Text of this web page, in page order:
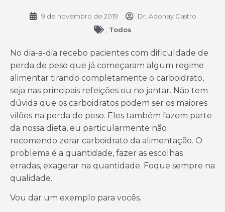
9 de novembro de 2019
Dr. Adonay Castro
Todos
No dia-a-dia recebo pacientes com dificuldade de
perda de peso que já começaram algum regime
alimentar tirando completamente o carboidrato,
seja nas principais refeições ou no jantar. Não tem
dúvida que os carboidratos podem ser os maiores
vilões na perda de peso. Eles também fazem parte
da nossa dieta, eu particularmente não
recomendo zerar carboidrato da alimentação. O
problema é a quantidade, fazer as escolhas
erradas, exagerar na quantidade. Foque sempre na
qualidade.
Vou dar um exemplo para vocês.